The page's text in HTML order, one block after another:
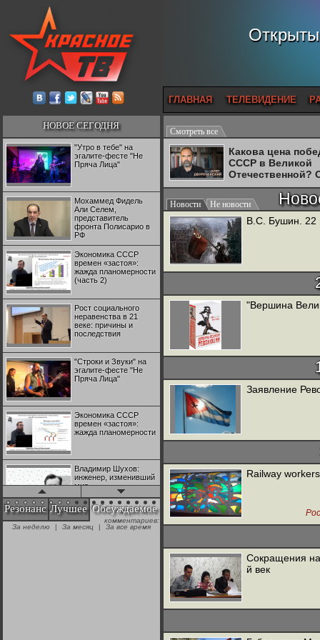
ГЛАВНАЯ ТЕЛЕВИДЕНИЕ
НОВОЕ СЕГОДНЯ
"Утро в тебе" на
эгалите-фесте "Не
Пряча Лица"
Мохаммед Фидель
Али Селем,
представитель
фронта Полисарио в
РФ
Экономика СССР
времен «застоя»:
жажда планомерности
(часть 2)
Рост социального
неравенства в 21
веке: причины и
последствия
"Строки и Звуки" на
эгалите-фесте "Не
Пряча Лица"
Экономика СССР
времен «застоя»:
жажда планомерности
Владимир Шухов:
инженер, изменивший
мир
"Аркадий Коц" на
эгалите-фесте "Не
Резонанс Лучшее Обсуждаемое
комментариев:
За неделю
| За месяц | За все время
Смотреть все
Какова цена
СССР в Великой
Отечественной?
Двуреченский о
потерянной
Новости Не новости
В.С. Бушин. 22
"Вершина
Заявление
Railway
Сокращения
й век